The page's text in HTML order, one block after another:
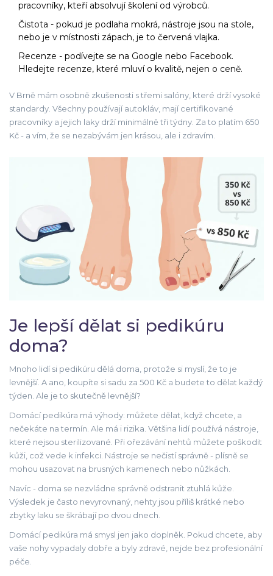
pracovníky, kteří absolvují školení od výrobců.
Čistota - pokud je podlaha mokrá, nástroje jsou na stole,
nebo je v místnosti zápach, je to červená vlajka.
Recenze - podívejte se na Google nebo Facebook.
Hledejte recenze, které mluví o kvalitě, nejen o ceně.
V Brně mám osobně zkušenosti s třemi salóny, které drží vysoké
standardy. Všechny používají autokláv, mají certifikované
pracovníky a jejich laky drží minimálně tři týdny. Za to platím 650
Kč - a vím, že se nezabývám jen krásou, ale i zdravím.
Je lepší dělat si pedikúru
doma?
Mnoho lidí si pedikúru dělá doma, protože si myslí, že to je
levnější. A ano, koupíte si sadu za 500 Kč a budete to dělat každý
týden. Ale je to skutečně levnější?
Domácí pedikúra má výhody: můžete dělat, když chcete, a
nečekáte na termín. Ale má i rizika. Většina lidí používá nástroje,
které nejsou sterilizované. Při ořezávání nehtů můžete poškodit
kůži, což vede k infekci. Nástroje se nečistí správně - plísně se
mohou usazovat na brusných kamenech nebo nůžkách.
Navíc - doma se nezvládne správně odstranit ztuhlá kůže.
Výsledek je často nevyrovnaný, nehty jsou příliš krátké nebo
zbytky laku se škrábají po dvou dnech.
Domácí pedikúra má smysl jen jako doplněk. Pokud chcete, aby
vaše nohy vypadaly dobře a byly zdravé, nejde bez profesionální
péče.